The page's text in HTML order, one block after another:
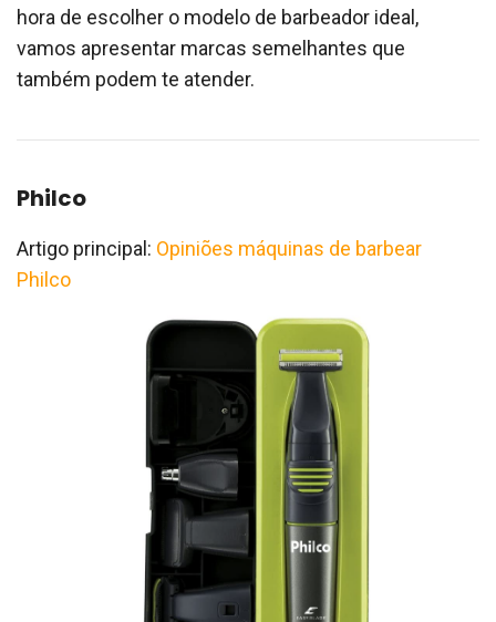
hora de escolher o modelo de barbeador ideal,
vamos apresentar marcas semelhantes que
também podem te atender.
Philco
Artigo principal: Opiniões máquinas de barbear
Philco